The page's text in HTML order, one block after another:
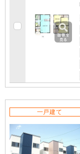
一戸建て